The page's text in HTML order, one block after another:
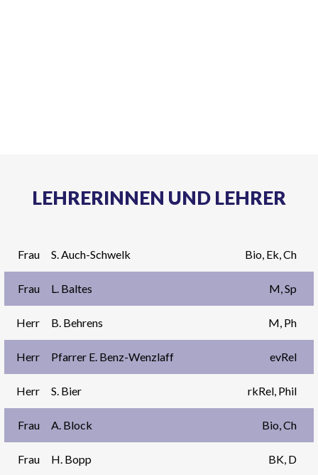
LEHRERINNEN UND LEHRER
Frau S. Auch-Schwelk Bio, Ek, Ch
Frau L. Baltes M, Sp
Herr B. Behrens M, Ph
Herr Pfarrer E. Benz-Wenzlaff evRel
Herr S. Bier rkRel, Phil
Frau A. Block Bio, Ch
Frau H. Bopp BK, D